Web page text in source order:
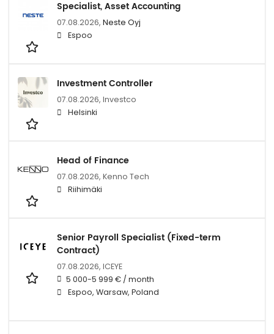
Specialist, Asset Accounting
07.08.2026, Neste Oyj
Espoo
Investment Controller
07.08.2026, Investco
Helsinki
Head of Finance
07.08.2026, Kenno Tech
Riihimäki
Senior Payroll Specialist (Fixed-term
Contract)
07.08.2026, ICEYE
5 000-5 999 € / month
Espoo, Warsaw, Poland